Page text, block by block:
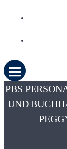
PBS
UND